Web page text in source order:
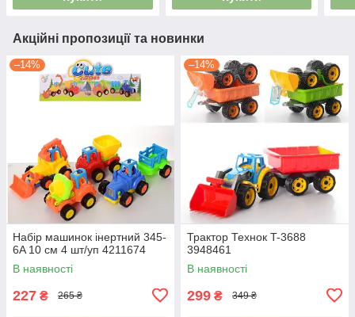
Акційні пропозиції та новинки
–14%
Набір машинок інертний 345-
6A 10 см 4 шт/уп 4211674
В наявності
227 ₴ 265 ₴
–14%
Трактор Технок T-3688
3948461
В наявності
299 ₴ 349 ₴